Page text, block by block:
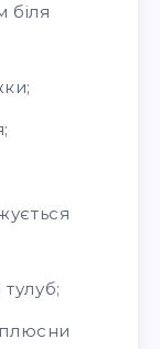
біля
плюсни